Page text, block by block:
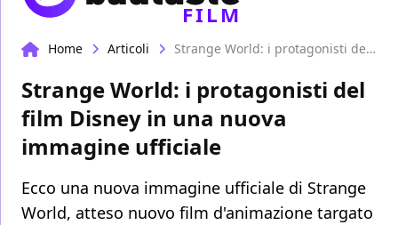
FILM
Home Articoli Strange World: i protagonisti del film Disney in una nuova immagine ufficiale
Strange World: i protagonisti del
film Disney in una nuova
immagine ufficiale
Ecco una nuova immagine ufficiale di Strange
World, atteso nuovo film d'animazione targato